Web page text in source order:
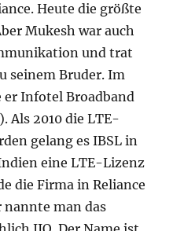
Heute die größte
Mukesh war auch
und trat
seinem Bruder. Im
er Infotel Broadband
Als 2010 die LTE-
gelang es IBSL in
eine LTE-Lizenz
die Firma in Reliance
nannte man das